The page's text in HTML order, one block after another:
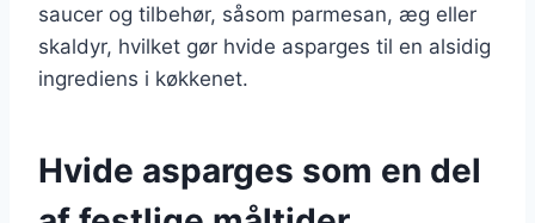
saucer og tilbehør, såsom parmesan, æg eller
skaldyr, hvilket gør hvide asparges til en alsidig
ingrediens i køkkenet.
Hvide asparges som en del